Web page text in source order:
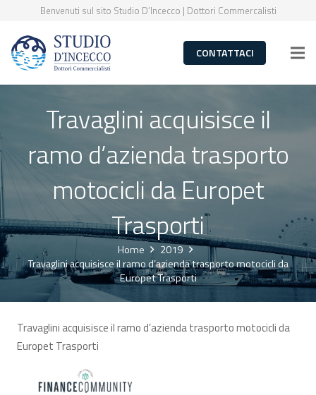
Benvenuti sul sito Studio D’Incecco | Dottori Commercalisti
CONTATTACI
Travaglini acquisisce il
ramo d’azienda trasporto
motocicli da Europet
Trasporti
Home
2019
Travaglini acquisisce il ramo d’azienda trasporto motocicli da
Europet Trasporti
Travaglini acquisisce il ramo d’azienda trasporto motocicli da
Europet Trasporti